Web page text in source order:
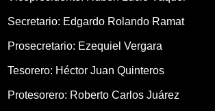
Secretario: Edgardo Rolando Ramat
Prosecretario: Ezequiel Vergara
Tesorero: Héctor Juan Quinteros
Protesorero: Roberto Carlos Juárez